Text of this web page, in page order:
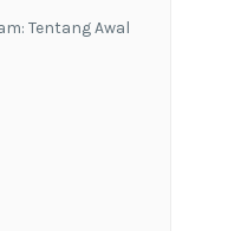
Tentang Awal